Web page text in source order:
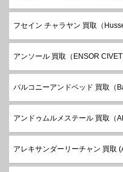
フセイン チャラヤン 買取（
アンソール 買取（ENSOR CIVET
バルコニーアンドベッド 買取（
アンドゥムルメステール 買取（
アレキサンダーリーチャン 買取